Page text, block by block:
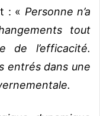
: « Personne n’a
tout
de l’efficacité.
entrés dans une